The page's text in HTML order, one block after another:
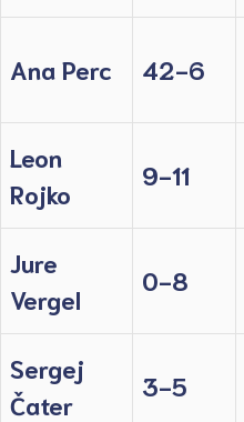
Ana Perc 42-6
Leon
Rojko
9-11
Jure
Vergel
0-8
Sergej
Čater
3-5